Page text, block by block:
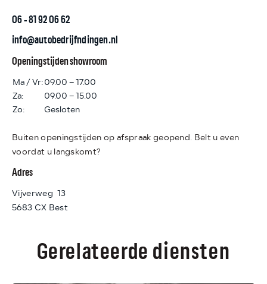
06 - 81 92 06 62
info@autobedrijfndingen.nl
Openingstijden showroom
Ma / Vr:09.00 – 17.00
Za:
09.00 – 15.00
Zo:
Gesloten
Buiten openingstijden op afspraak geopend. Belt u even
voordat u langskomt?
Adres
Vijverweg 13
5683 CX Best
Gerelateerde diensten